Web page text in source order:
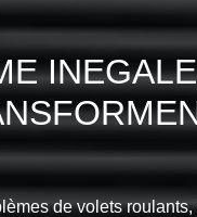
de volets